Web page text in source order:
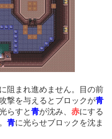
阻まれ進めません。目の前
撃を与えるとブロックが青
らすと青が沈み、 赤にする
青に光らせブロックを沈ま